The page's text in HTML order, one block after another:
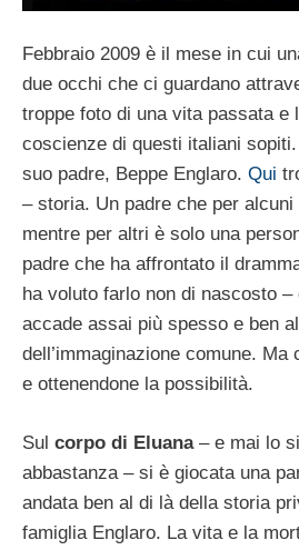
Febbraio 2009 è il mese in cui
due occhi che ci guardano
troppe foto di una vita passata e
coscienze di questi italiani
suo padre, Beppe Englaro. Qui
– storia. Un padre che per
mentre per altri è solo una
padre che ha affrontato il
ha voluto farlo non di nascosto
accade assai più spesso e ben
dell’immaginazione comune. Ma
e ottenendone la possibilità.
Sul corpo di Eluana– e mai lo
abbastanza – si è giocata una
andata ben al di là della storia
famiglia Englaro. La vita e la